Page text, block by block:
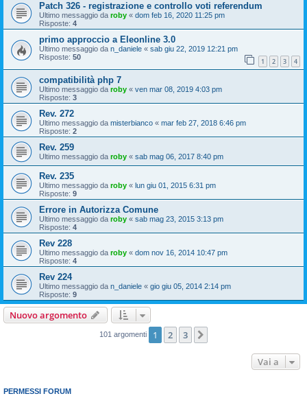
Patch 326 - registrazione e controllo voti referendum
Ultimo messaggio da roby « dom feb 16, 2020 11:25 pm
Risposte: 4
primo approccio a Eleonline 3.0
Ultimo messaggio da n_daniele « sab giu 22, 2019 12:21 pm
Risposte: 50 1 2 3 4
compatibilità php 7
Ultimo messaggio da roby « ven mar 08, 2019 4:03 pm
Risposte: 3
Rev. 272
Ultimo messaggio da misterbianco « mar feb 27, 2018 6:46 pm
Risposte: 2
Rev. 259
Ultimo messaggio da roby « sab mag 06, 2017 8:40 pm
Rev. 235
Ultimo messaggio da roby « lun giu 01, 2015 6:31 pm
Risposte: 9
Errore in Autorizza Comune
Ultimo messaggio da roby « sab mag 23, 2015 3:13 pm
Risposte: 4
Rev 228
Ultimo messaggio da roby « dom nov 16, 2014 10:47 pm
Risposte: 4
Rev 224
Ultimo messaggio da n_daniele « gio giu 05, 2014 2:14 pm
Risposte: 9
Nuovo argomento
101 argomenti 1 2 3
Vai a
PERMESSI FORUM